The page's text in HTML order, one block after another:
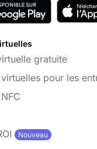
gratuite
pour les
Nouveau